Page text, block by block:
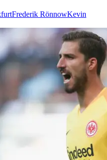
Frederik RönnowKevin